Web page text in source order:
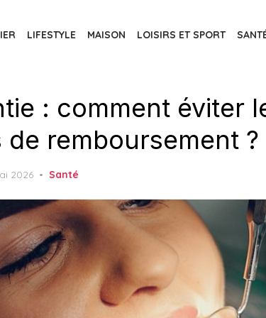
LIFESTYLE MAISON LOISIRS ET SPORT
: comment éviter
remboursement ?
2026 Santé